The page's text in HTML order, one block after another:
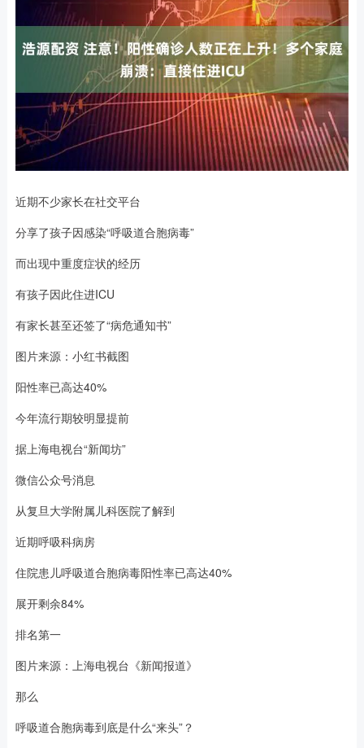
近期不少家长在社交平台
分享了孩子因感染“呼吸道合胞病毒”
而出现中重度症状的经历
有孩子因此住进ICU
有家长甚至还签了“病危通知书”
图片来源：小红书截图
阳性率已高达40%
今年流行期较明显提前
据上海电视台“新闻坊”
微信公众号消息
从复旦大学附属儿科医院了解到
近期呼吸科病房
住院患儿呼吸道合胞病毒阳性率已高达40%
展开剩余84%
排名第一
图片来源：上海电视台《新闻报道》
那么
呼吸道合胞病毒到底是什么“来头”？